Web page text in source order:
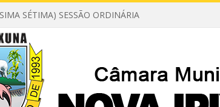
SÉTIMA) SESSÃO ORDINÁRIA